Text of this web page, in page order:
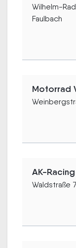
Wilhelm-
Faulbach
Motorrad
AK-Racing
Waldstraße